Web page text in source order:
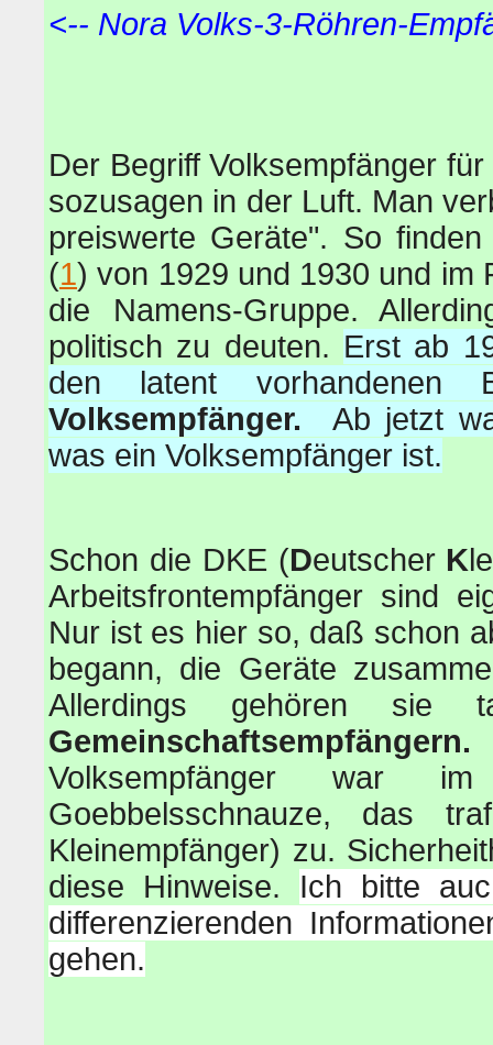
<-- Nora Volks-3-Röhren-
Der Begriff Volksempfänger
sozusagen in der Luft. Man
preiswerte Geräte". So
(1) von 1929 und 1930 und im
die Namens-Gruppe.
politisch zu deuten. Erst ab
den latent vorhandenen
Volksempfänger. Ab jetzt
was ein Volksempfänger ist.
Schon die DKE (Deutscher K
Arbeitsfrontempfänger sind
Nur ist es hier so, daß schon
begann, die Geräte
Allerdings gehören sie
Gemeinschaftsempfängern.
Volksempfänger war
Goebbelsschnauze, das
Kleinempfänger) zu.
diese Hinweise. Ich bitte
differenzierenden
gehen.